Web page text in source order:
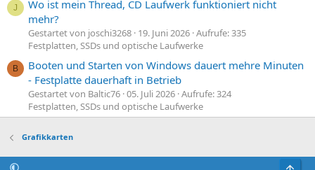
J
Wo ist mein Thread, CD Laufwerk funktioniert nicht
mehr?
Gestartet von joschi3268 19. Juni 2026 Aufrufe: 335
Festplatten, SSDs und optische Laufwerke
B
Booten und Starten von Windows dauert mehre Minuten
- Festplatte dauerhaft in Betrieb
Gestartet von Baltic76 05. Juli 2026 Aufrufe: 324
Festplatten, SSDs und optische Laufwerke
Grafikkarten